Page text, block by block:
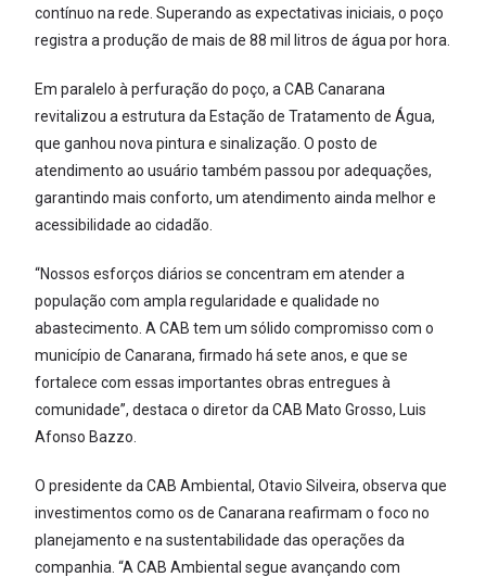
contínuo na rede. Superando as expectativas iniciais, o poço
registra a produção de mais de 88 mil litros de água por hora.
Em paralelo à perfuração do poço, a CAB Canarana
revitalizou a estrutura da Estação de Tratamento de Água,
que ganhou nova pintura e sinalização. O posto de
atendimento ao usuário também passou por adequações,
garantindo mais conforto, um atendimento ainda melhor e
acessibilidade ao cidadão.
“Nossos esforços diários se concentram em atender a
população com ampla regularidade e qualidade no
abastecimento. A CAB tem um sólido compromisso com o
município de Canarana, firmado há sete anos, e que se
fortalece com essas importantes obras entregues à
comunidade”, destaca o diretor da CAB Mato Grosso, Luis
Afonso Bazzo.
O presidente da CAB Ambiental, Otavio Silveira, observa que
investimentos como os de Canarana reafirmam o foco no
planejamento e na sustentabilidade das operações da
companhia. “A CAB Ambiental segue avançando com